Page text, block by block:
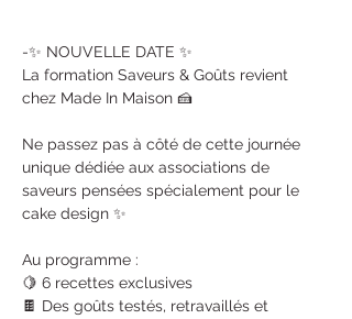
-✨ NOUVELLE DATE ✨
La formation Saveurs & Goûts revient
chez Made In Maison 🍰
Ne passez pas à côté de cette journée
unique dédiée aux associations de
saveurs pensées spécialement pour le
cake design ✨
Au programme :
🍋 6 recettes exclusives
🍫 Des goûts testés, retravaillés et